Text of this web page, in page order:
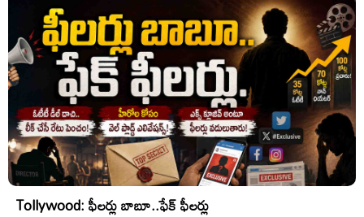
Tollywood: ఫీలర్లు బాబూ..ఫేక్ ఫీలర్లు